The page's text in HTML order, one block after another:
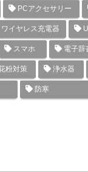
PCアクセサリー
イヤレス充電器
スマホ 電子辞
粉対策 浄水器
防寒